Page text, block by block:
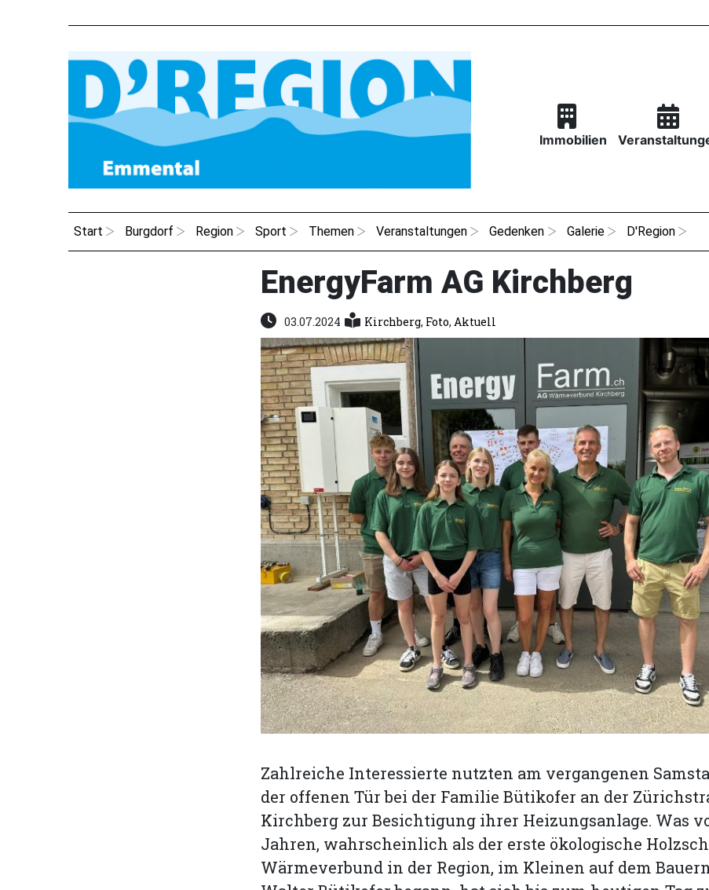
Immobilien
Start Burgdorf Region Sport Themen Veranstaltungen Gedenken Galerie D'Region
EnergyFarm AG Kirchberg
03.07.2024 Kirchberg, Foto, Aktuell
Zahlreiche Interessierte nutzten am vergangenen
der offenen Tür bei der Familie Bütikofer an der
Kirchberg zur Besichtigung ihrer Heizungsanlage. Was
Jahren, wahrscheinlich als der erste ökologische
Wärmeverbund in der Region, im Kleinen auf dem